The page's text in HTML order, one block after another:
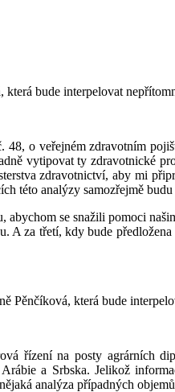
bude interpelovat
o veřejném zdravotním
vytipovat ty zdravotnické
zdravotnictví, aby mi
této analýzy samozřejmě
se snažili pomoci
za třetí, kdy bude
Pěnčíková, která bude
řízení na posty agrárních
a Srbska. Jelikož
analýza případných